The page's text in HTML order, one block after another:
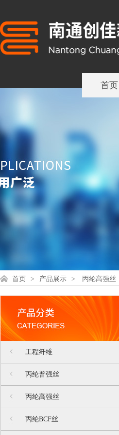
首页
首页 > 产品展示 > 丙纶高强丝
工程纤维
丙纶普强丝
丙纶高强丝
丙纶BCF丝